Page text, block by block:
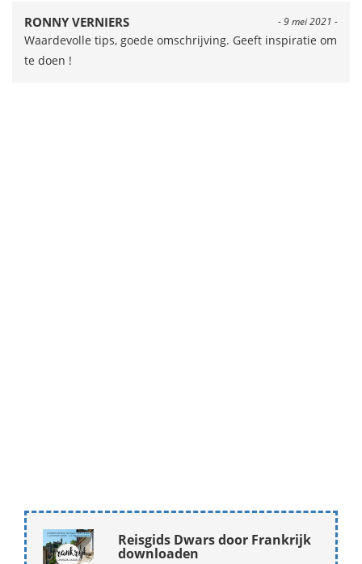
- 9 mei 2021 -
RONNY VERNIERS
Waardevolle tips, goede omschrijving. Geeft inspiratie om
te doen !
Reisgids Dwars door Frankrijk
downloaden